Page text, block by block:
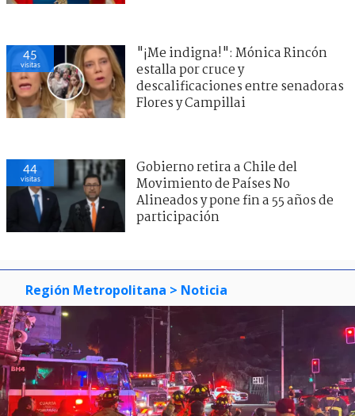
45
visitas
"¡Me indigna!": Mónica Rincón
estalla por cruce y
descalificaciones entre senadoras
Flores y Campillai
44
visitas
Gobierno retira a Chile del
Movimiento de Países No
Alineados y pone fin a 55 años de
participación
Región Metropolitana > Noticia